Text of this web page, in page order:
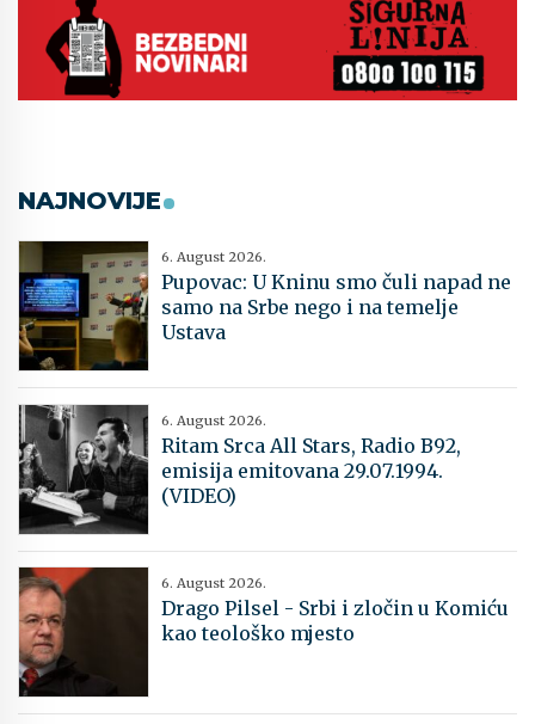
NAJNOVIJE
6. August 2026.
Pupovac: U Kninu smo čuli napad ne
samo na Srbe nego i na temelje
Ustava
6. August 2026.
Ritam Srca All Stars, Radio B92,
emisija emitovana 29.07.1994.
(VIDEO)
6. August 2026.
Drago Pilsel - Srbi i zločin u Komiću
kao teološko mjesto